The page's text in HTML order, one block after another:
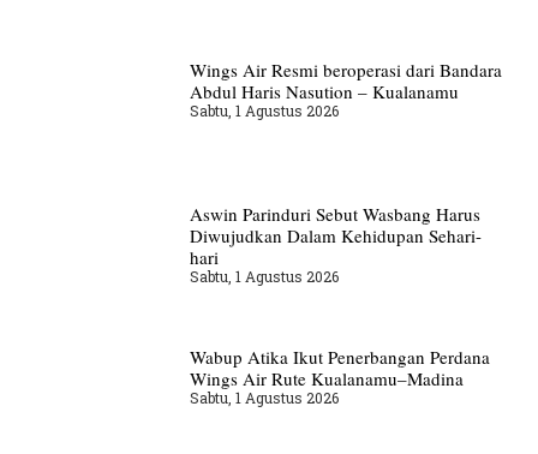
Wings Air Resmi beroperasi dari Bandara
Abdul Haris Nasution – Kualanamu
Sabtu, 1 Agustus 2026
Aswin Parinduri Sebut Wasbang Harus
Diwujudkan Dalam Kehidupan Sehari-
hari
Sabtu, 1 Agustus 2026
Wabup Atika Ikut Penerbangan Perdana
Wings Air Rute Kualanamu–Madina
Sabtu, 1 Agustus 2026